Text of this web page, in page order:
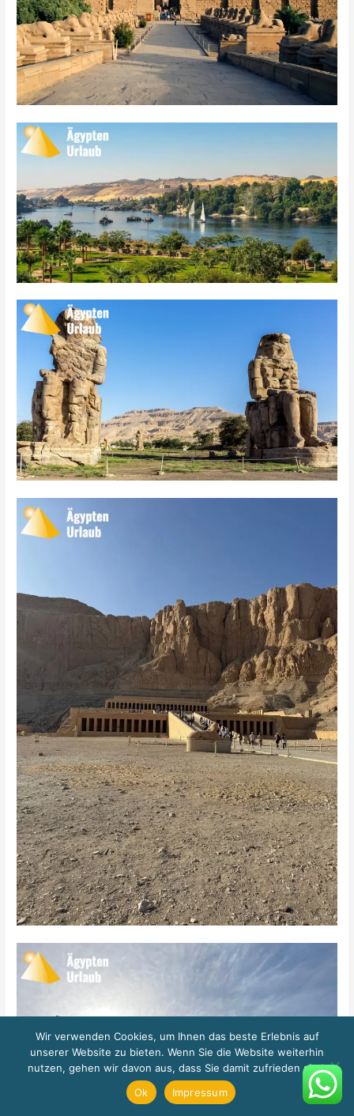
Wir verwenden Cookies, um Ihnen das beste Erlebnis auf
unserer Website zu bieten. Wenn Sie die Website weiterhin
nutzen, gehen wir davon aus, dass Sie damit zufrieden sind.
Ok
Impressum